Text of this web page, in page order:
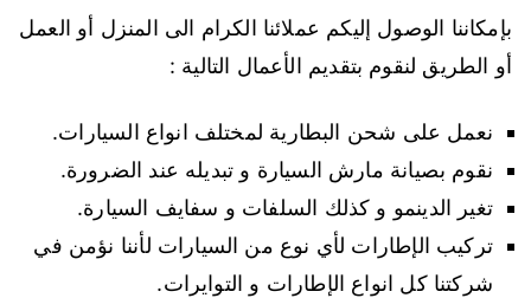
بإمكاننا الوصول إليكم عملائنا الكرام الى المنزل أو العمل
أو الطريق لنقوم بتقديم الأعمال التالية :
نعمل على شحن البطارية لمختلف انواع السيارات.
نقوم بصيانة مارش السيارة و تبديله عند الضرورة.
تغير الدينمو و كذلك السلفات و سفايف السيارة.
تركيب الإطارات لأي نوع من السيارات لأننا نؤمن في
شركتنا كل انواع الإطارات و التوايرات.